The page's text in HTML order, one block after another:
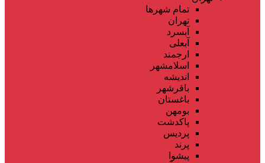
تمام شهر‌ها
تهران
آبسرد
آبعلی
ارجمند
اسلامشهر
اندیشه
باقرشهر
باغستان
بومهن
پاکدشت
پردیس
پرند
پیشوا